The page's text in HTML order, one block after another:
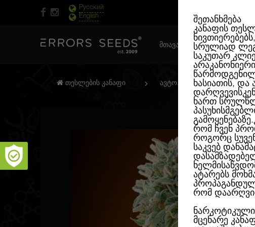
Русский
English
ᲛᲗᲐᲕᲐᲠᲘ ᲒᲕᲔᲠᲓᲘ
შეთანხმება
კანაფის
სრულიად
საკუთარ
ხასიათის, და
ხართ
რომ ჩვენ
როგორც
საკვებ
ატარებს
პროპაგანდულ
რომ
ნარკოტიკული
მცენარე
თესლების კანაფი ავტო. ფემინიზირებული